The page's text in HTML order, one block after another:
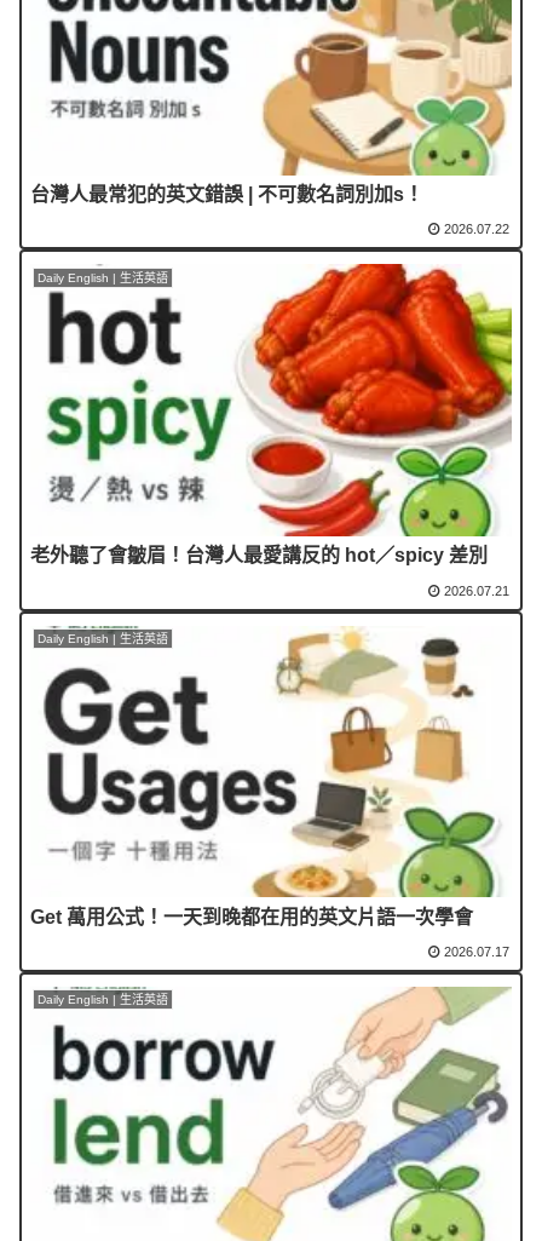
台灣人最常犯的英文錯誤 | 不可數名詞別加s！
2026.07.22
Daily English | 生活英語
老外聽了會皺眉！台灣人最愛講反的 hot／spicy 差別
2026.07.21
Daily English | 生活英語
Get 萬用公式！一天到晚都在用的英文片語一次學會
2026.07.17
Daily English | 生活英語